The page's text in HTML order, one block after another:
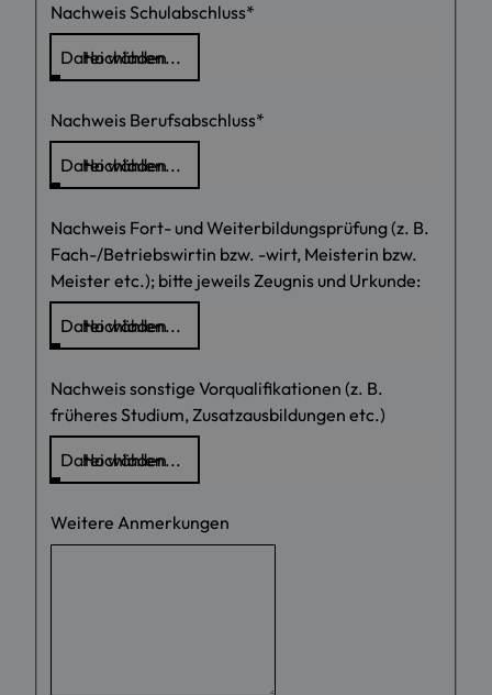
Nachweis Schulabschluss*
Nachweis Berufsabschluss*
Nachweis Fort- und Weiterbildungsprüfung (z. B.
Fach-/Betriebswirtin bzw. -wirt, Meisterin bzw.
Meister etc.); bitte jeweils Zeugnis und Urkunde:
Nachweis sonstige Vorqualifikationen (z. B.
früheres Studium, Zusatzausbildungen etc.)
Weitere Anmerkungen